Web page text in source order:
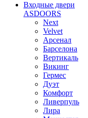
Входные двери
ASDOORS
Next
Velvet
Арсенал
Барселона
Вертикаль
Викинг
Гермес
Дуэт
Комфорт
Ливерпуль
Лира